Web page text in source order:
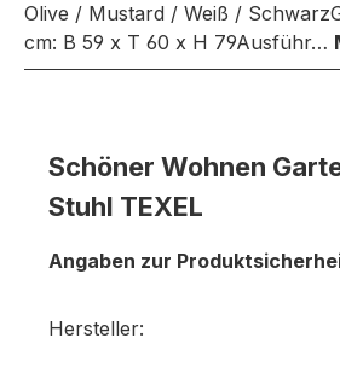
Olive / Mustard / Weiß /
cm: B 59 x T 60 x H 79Ausführ…
Schöner Wohnen
Stuhl TEXEL
Angaben zur
Hersteller: